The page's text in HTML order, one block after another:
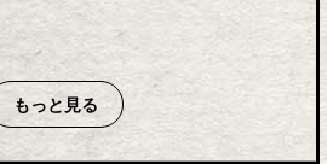
もっと見る